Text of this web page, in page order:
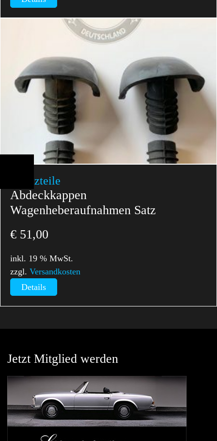
Ersatzteile
Abdeckkappen
Wagenheberaufnahmen Satz
€ 51,00
inkl. 19 % MwSt.
zzgl.Versandkosten
Details
Jetzt Mitglied werden